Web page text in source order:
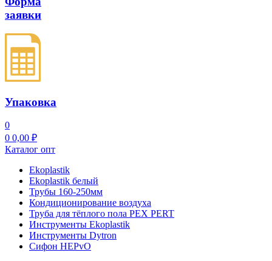
заявки
Упаковка
0
0 0,00 ₽
Каталог опт
Ekoplastik
Ekoplastik белый
Трубы 160-250мм
Кондиционирование воздуха
Труба для тёплого пола PEX PERT
Инструменты Ekoplastik
Инструменты Dytron
Сифон HEPvO